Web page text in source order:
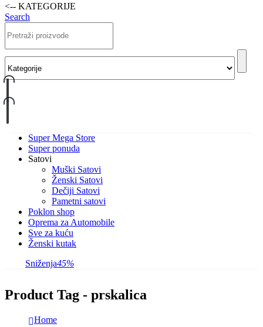
<-- KATEGORIJE
Search
Super Mega Store
Super ponuda
Satovi
Muški Satovi
Ženski Satovi
Dečiji Satovi
Pametni satovi
Poklon shop
Oprema za Automobile
Sve za kuću
Ženski kutak
Sniženja45%
Product Tag - prskalica
Home